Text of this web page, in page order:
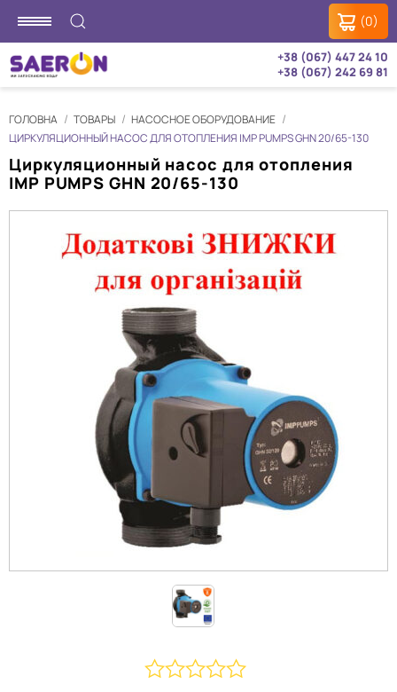
(0)
+38 (067) 447 24 10
+38 (067) 242 69 81
ГОЛОВНА ТОВАРЫ
НАСОСНОЕ ОБОРУДОВАНИЕ
ЦИРКУЛЯЦИОННЫЙ НАСОС ДЛЯ ОТОПЛЕНИЯ IMP PUMPS GHN 20/65-130
Циркуляционный насос для отопления
IMP PUMPS GHN 20/65-130